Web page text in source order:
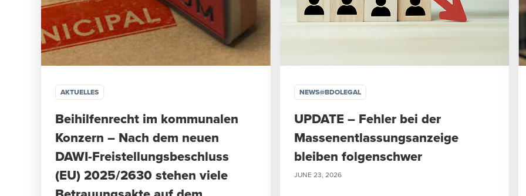
AKTUELLES
Beihilfenrecht im kommunalen
Konzern – Nach dem neuen
DAWI-Freistellungsbeschluss
(EU) 2025/2630 stehen viele
NEWS@BDOLEGAL
UPDATE – Fehler bei der
Massenentlassungsanzeige
bleiben folgenschwer
JUNE 23, 2026